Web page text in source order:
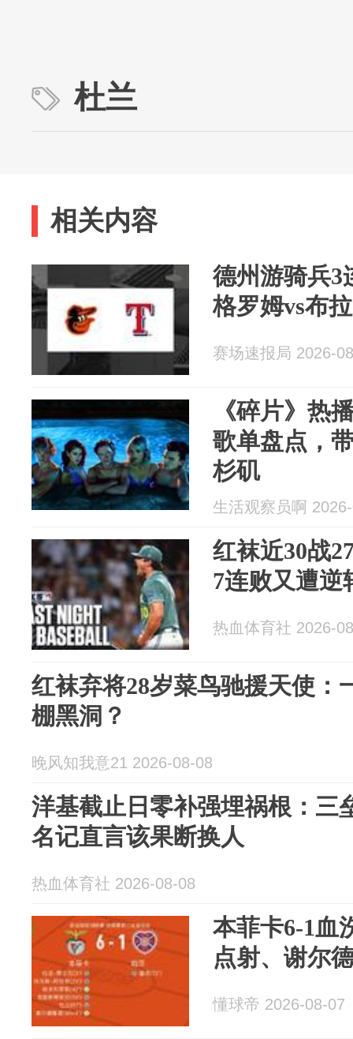
杜兰
相关内容
德州游骑兵3
格罗姆vs布
赛场速报局 2026-
《碎片》热
歌单盘点，
杉矶
生活观察员啊
红袜近30战
7连败又遭逆
热血体育社 2026-
红袜弃将28岁菜鸟驰援天使：
棚黑洞？
晚风知我意21 2026-08-08
洋基截止日零补强埋祸根：三
名记直言该果断换人
热血体育社 2026-08-08
本菲卡6-1血
点射、谢尔
懂球帝 2026-08-07